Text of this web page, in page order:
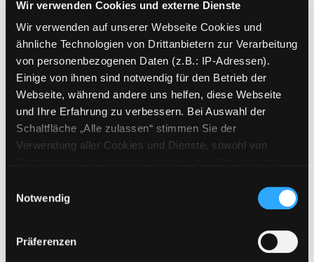
Wir verwenden Cookies und externe Dienste
Wir verwenden auf unserer Webseite Cookies und
ähnliche Technologien von Drittanbietern zur Verarbeitung
von personenbezogenen Daten (z.B.: IP-Adressen).
Einige von ihnen sind notwendig für den Betrieb der
Webseite, während andere uns helfen, diese Webseite
und Ihre Erfahrung zu verbessern. Bei Auswahl der
Schaltfläche „Alle zulassen“ stimmen Sie der
Verwendung aller Cookies und Dienste, sowohl von
Cookies von Drittanbietern, eine Verarbeitung in
unsicheren Drittländern (Länder außerhalb des EWR
ohne adäquates Datenschutzniveau) stattfinden kann. In
diesem Zusammenhang können aktuell Risiken für
Notwendig
Präferenzen
[mit großen kuschelweichen
Fühlelementen]
Suche nach diesem Verfasser
Jahr:2016
Verlag:Würzburg, Arena-Verl.
Exemplar-Details von Wer war's? anzeigen
Mediengruppe:Kinderbuch
Wer war's?
Verfasser: Tallec, Olivier Suche nach
Jahr:2015